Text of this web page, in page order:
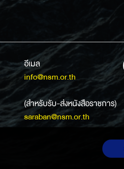
อีเมล
info@nsm.or.th
(สำหรับรับ-ส่งหนังสือราชการ)
saraban@nsm.or.th